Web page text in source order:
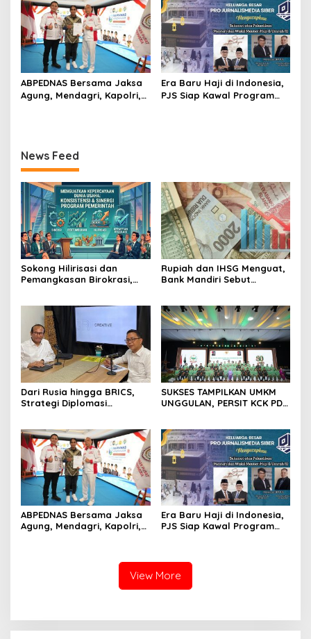
BISA 2” 2026
ABPEDNAS Bersama Jaksa
Agung, Mendagri, Kapolri,
Era Baru Haji di Indonesia,
PJS Siap Kawal Program
News Feed
Sokong Hilirisasi dan
Pemangkasan Birokrasi,
Bernilai
Rupiah dan IHSG Menguat,
Bank Mandiri Sebut
Dari Rusia hingga BRICS,
Strategi Diplomasi
SUKSES TAMPILKAN UMKM
UNGGULAN, PERSIT KCK PD
BISA 2” 2026
ABPEDNAS Bersama Jaksa
Agung, Mendagri, Kapolri,
Era Baru Haji di Indonesia,
PJS Siap Kawal Program
View More